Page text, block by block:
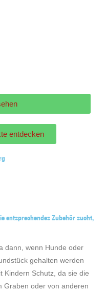
ansehen
entdecken
Zaun-Produkte entdecken
entsprechendes Zubehör sucht,
dann, wenn Hunde oder
gehalten werden
Kindern Schutz, da sie die
Graben oder von anderen